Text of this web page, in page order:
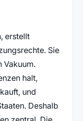
erstellt
Sie
Vakuum.
halt,
und
Deshalb